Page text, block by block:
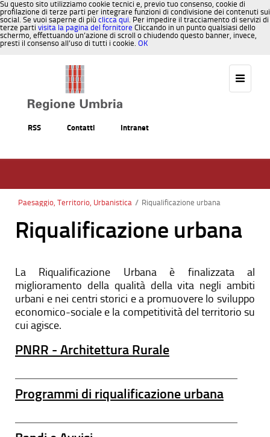
Su questo sito utilizziamo cookie tecnici e, previo tuo consenso, cookie di
profilazione di terze parti per integrare funzioni di condivisione dei contenuti sui
social. Se vuoi saperne di più clicca qui. Per impedire il tracciamento di servizi di
terze parti visita la pagina del fornitore Cliccando in un punto qualsiasi dello
schermo, effettuando un’azione di scroll o chiudendo questo banner, invece,
presti il consenso all’uso di tutti i cookie. OK
RSS Contatti Intranet
Paesaggio, Territorio, Urbanistica / Riqualificazione urbana
Riqualificazione urbana
La Riqualificazione Urbana è finalizzata al
miglioramento della qualità della vita negli ambiti
urbani e nei centri storici e a promuovere lo sviluppo
economico-sociale e la competitività del territorio su
cui agisce.
PNRR - Architettura Rurale
Programmi di riqualificazione urbana